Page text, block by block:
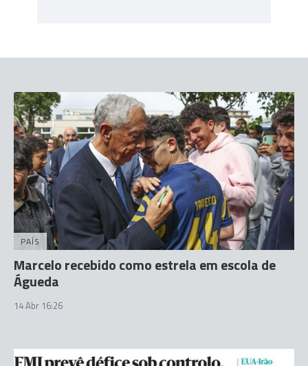
PAÍS
Marcelo recebido como estrela em escola de
Águeda
14 Abr 16:26